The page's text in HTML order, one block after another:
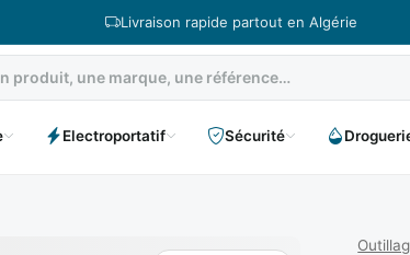
Livraison rapide partout en Algérie
Electroportatif Sécurité